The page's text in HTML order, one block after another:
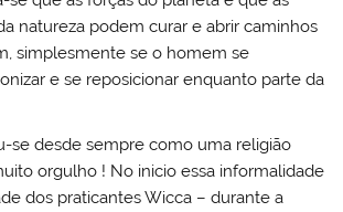
natureza podem curar e abrir caminhos
simplesmente se o homem se
e se reposicionar enquanto parte da
se desde sempre como uma religião
orgulho ! No inicio essa informalidade
dos praticantes Wicca – durante a